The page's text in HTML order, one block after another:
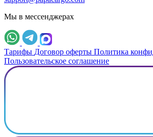
Мы в мессенджерах
Тарифы Договор оферты Политика
Пользовательское соглашение